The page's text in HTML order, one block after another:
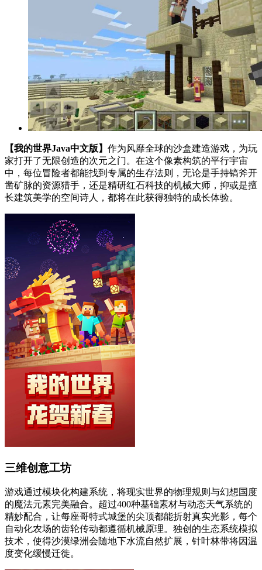
【我的世界Java中文版】 作为风靡全球的沙盒建造游戏，为玩
家打开了无限创造的次元之门。在这个像素构筑的平行宇宙
中，每位冒险者都能找到专属的生存法则，无论是手持镐斧开
凿矿脉的资源猎手，还是精研红石科技的机械大师，抑或是擅
长建筑美学的空间诗人，都将在此获得独特的成长体验。
三维创意工坊
游戏通过模块化构建系统，将现实世界的物理规则与幻想国度
的魔法元素完美融合。超过400种基础素材与动态天气系统的
精妙配合，让每座哥特式城堡的尖顶都能折射真实光影，每个
自动化农场的齿轮传动都遵循机械原理。独创的生态系统模拟
技术，使得沙漠绿洲会随地下水流自然扩展，针叶林带将因温
度变化缓慢迁徙。